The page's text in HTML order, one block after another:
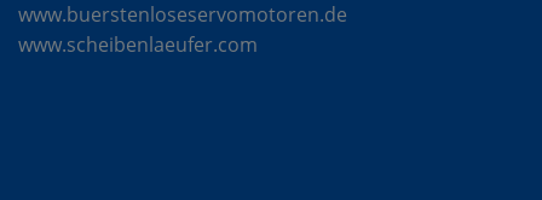
www.buerstenloseservomotoren.de
www.scheibenlaeufer.com